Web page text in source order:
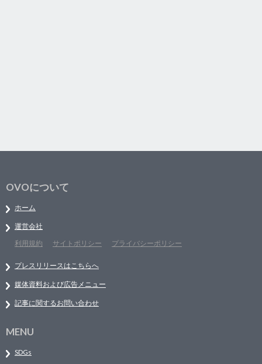
OVOについて
ホーム
運営会社
利用規約
サイトポリシー プライバシーポリシー
プレスリリースはこちらへ
媒体資料および広告メニュー
記事に関するお問い合わせ
MENU
SDGs